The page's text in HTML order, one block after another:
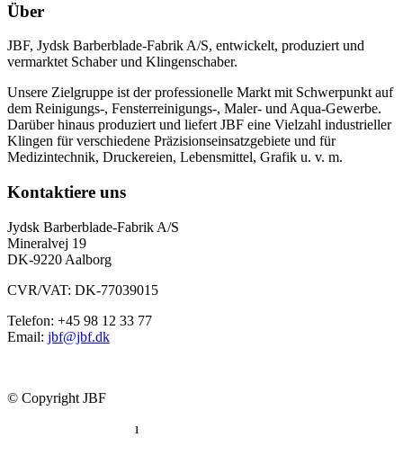
Über
JBF, Jydsk Barberblade-Fabrik A/S, entwickelt, produziert und
vermarktet Schaber und Klingenschaber.
Unsere Zielgruppe ist der professionelle Markt mit Schwerpunkt auf
dem Reinigungs-, Fensterreinigungs-, Maler- und Aqua-Gewerbe.
Darüber hinaus produziert und liefert JBF eine Vielzahl industrieller
Klingen für verschiedene Präzisionseinsatzgebiete und für
Medizintechnik, Druckereien, Lebensmittel, Grafik u. v. m.
Kontaktiere uns
Jydsk Barberblade-Fabrik A/S
Mineralvej 19
DK-9220 Aalborg
CVR/VAT: DK-77039015
Telefon: +45 98 12 33 77
Email: jbf@jbf.dk
© Copyright JBF
ı